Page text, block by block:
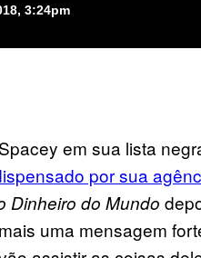
3:24pm
em sua lista
por sua
Dinheiro do Mundo
uma mensagem